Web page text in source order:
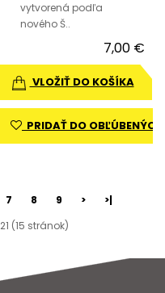
vytvorená podľa
nového Š..
7,00 €
VLOŽIŤ DO KOŠÍKA
PRIDAŤ DO OBĽÚBENÝCH
7 8 9 >
>|
(15 stránok)